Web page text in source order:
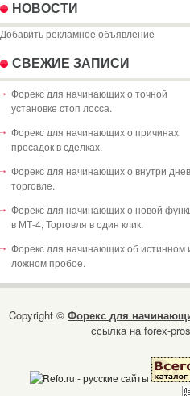
НОВОСТИ
Добавить рекламное объявление
СВЕЖИЕ ЗАПИСИ
Форекс для начинающих о точной
установке стоп лосса.
Форекс для начинающих о причинах
просадок в сделках.
Форекс для начинающих о внутри
торговле.
Форекс для начинающих о новой
в МТ-4, Торговля в один клик.
Форекс для начинающих об истинном
ложном пробое.
Copyright © Форекс для
ссылка на forex-